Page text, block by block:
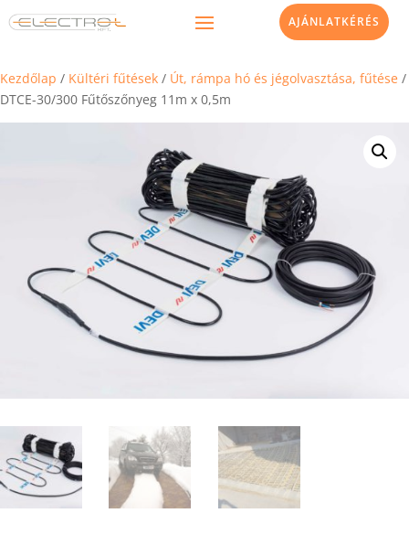
AJÁNLATKÉRÉS
Kezdőlap / Kültéri fűtések / Út, rámpa hó és jégolvasztása, fűtése /
DTCE-30/300 Fűtőszőnyeg 11m x 0,5m